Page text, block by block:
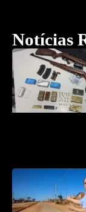
Notícias